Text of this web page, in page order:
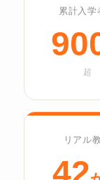
累計入学
超
リアル